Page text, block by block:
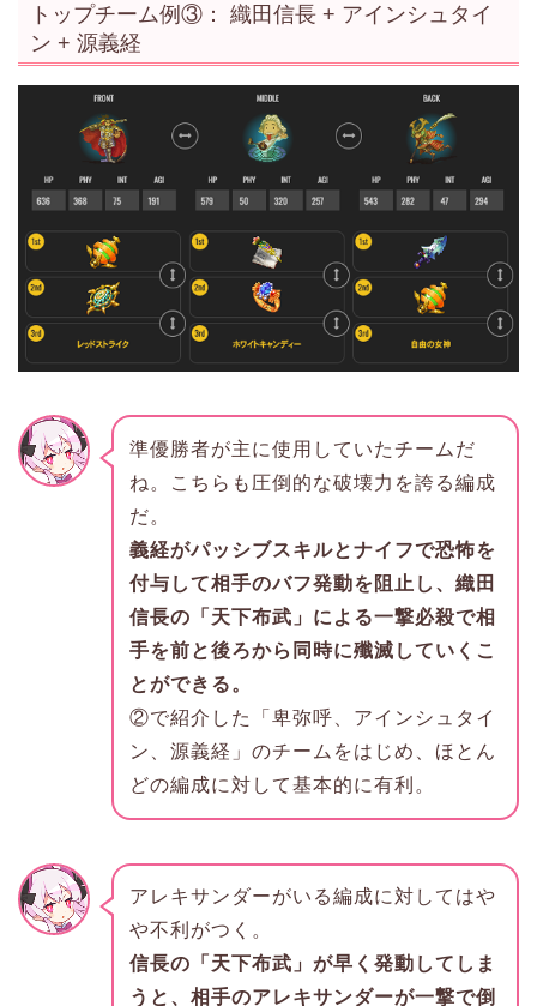
トップチーム例③： 織田信長 + アインシュタイ
ン + 源義経
準優勝者が主に使用していたチームだ
ね。こちらも圧倒的な破壊力を誇る編成
だ。
義経がパッシブスキルとナイフで恐怖を
付与して相手のバフ発動を阻止し、織田
信長の「天下布武」による一撃必殺で相
手を前と後ろから同時に殲滅していくこ
とができる。
②で紹介した「卑弥呼、アインシュタイ
ン、源義経」のチームをはじめ、ほとん
どの編成に対して基本的に有利。
アレキサンダーがいる編成に対してはや
や不利がつく。
信長の「天下布武」が早く発動してしま
うと、相手のアレキサンダーが一撃で倒